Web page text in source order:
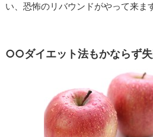
い、恐怖のリバウンドがやって来ま
○○ダイエット法もかならず